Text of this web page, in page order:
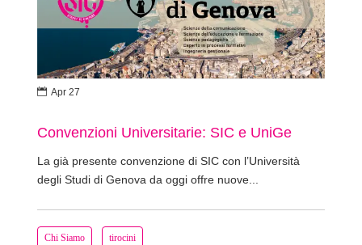
Chi Siamo tirocini
Convenzioni Universitarie: SIC e UniGe
La già presente convenzione di SIC con l’Università
degli Studi di Genova da oggi offre nuove...
 Apr 27